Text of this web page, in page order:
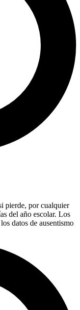
pierde, por cualquier
del año escolar. Los
datos de ausentismo